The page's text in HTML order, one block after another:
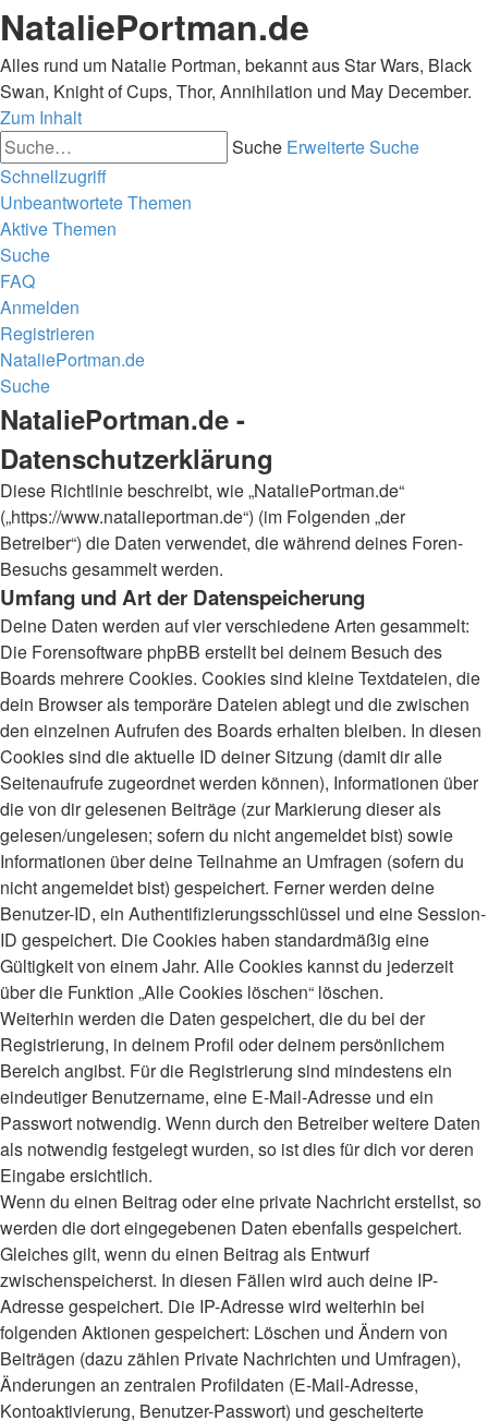
NataliePortman.de
Alles rund um Natalie Portman, bekannt aus Star Wars, Black
Swan, Knight of Cups, Thor, Annihilation und May December.
Zum Inhalt
Suche Erweiterte Suche
Schnellzugriff
Unbeantwortete Themen
Aktive Themen
Suche
FAQ
Anmelden
Registrieren
NataliePortman.de
Suche
NataliePortman.de -
Datenschutzerklärung
Diese Richtlinie beschreibt, wie „NataliePortman.de“
(„https://www.natalieportman.de“) (im Folgenden „der
Betreiber“) die Daten verwendet, die während deines Foren-
Besuchs gesammelt werden.
Umfang und Art der Datenspeicherung
Deine Daten werden auf vier verschiedene Arten gesammelt:
Die Forensoftware phpBB erstellt bei deinem Besuch des
Boards mehrere Cookies. Cookies sind kleine Textdateien, die
dein Browser als temporäre Dateien ablegt und die zwischen
den einzelnen Aufrufen des Boards erhalten bleiben. In diesen
Cookies sind die aktuelle ID deiner Sitzung (damit dir alle
Seitenaufrufe zugeordnet werden können), Informationen über
die von dir gelesenen Beiträge (zur Markierung dieser als
gelesen/ungelesen; sofern du nicht angemeldet bist) sowie
Informationen über deine Teilnahme an Umfragen (sofern du
nicht angemeldet bist) gespeichert. Ferner werden deine
Benutzer-ID, ein Authentifizierungsschlüssel und eine Session-
ID gespeichert. Die Cookies haben standardmäßig eine
Gültigkeit von einem Jahr. Alle Cookies kannst du jederzeit
über die Funktion „Alle Cookies löschen“ löschen.
Weiterhin werden die Daten gespeichert, die du bei der
Registrierung, in deinem Profil oder deinem persönlichem
Bereich angibst. Für die Registrierung sind mindestens ein
eindeutiger Benutzername, eine E-Mail-Adresse und ein
Passwort notwendig. Wenn durch den Betreiber weitere Daten
als notwendig festgelegt wurden, so ist dies für dich vor deren
Eingabe ersichtlich.
Wenn du einen Beitrag oder eine private Nachricht erstellst, so
werden die dort eingegebenen Daten ebenfalls gespeichert.
Gleiches gilt, wenn du einen Beitrag als Entwurf
zwischenspeicherst. In diesen Fällen wird auch deine IP-
Adresse gespeichert. Die IP-Adresse wird weiterhin bei
folgenden Aktionen gespeichert: Löschen und Ändern von
Beiträgen (dazu zählen Private Nachrichten und Umfragen),
Änderungen an zentralen Profildaten (E-Mail-Adresse,
Kontoaktivierung, Benutzer-Passwort) und gescheiterte